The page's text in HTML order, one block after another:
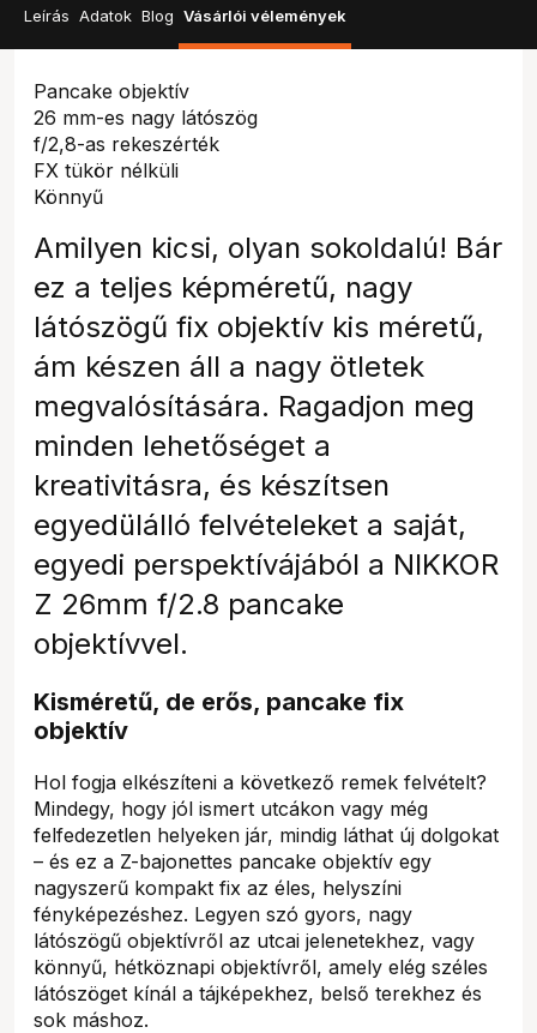
Leírás Adatok Blog Vásárlói vélemények
Pancake objektív
26 mm-es nagy látószög
f/2,8-as rekeszérték
FX tükör nélküli
Könnyű
Amilyen kicsi, olyan sokoldalú! Bár
ez a teljes képméretű, nagy
látószögű fix objektív kis méretű,
ám készen áll a nagy ötletek
megvalósítására. Ragadjon meg
minden lehetőséget a
kreativitásra, és készítsen
egyedülálló felvételeket a saját,
egyedi perspektívájából a NIKKOR
Z 26mm f/2.8 pancake
objektívvel.
Kisméretű, de erős, pancake fix
objektív
Hol fogja elkészíteni a következő remek felvételt?
Mindegy, hogy jól ismert utcákon vagy még
felfedezetlen helyeken jár, mindig láthat új dolgokat
– és ez a Z-bajonettes pancake objektív egy
nagyszerű kompakt fix az éles, helyszíni
fényképezéshez. Legyen szó gyors, nagy
látószögű objektívről az utcai jelenetekhez, vagy
könnyű, hétköznapi objektívről, amely elég széles
látószöget kínál a tájképekhez, belső terekhez és
sok máshoz.